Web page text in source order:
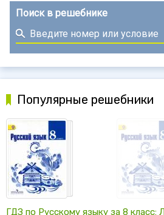
Поиск в решебнике
Популярные решебники
ГДЗ по Русскому языку за 8 класс: